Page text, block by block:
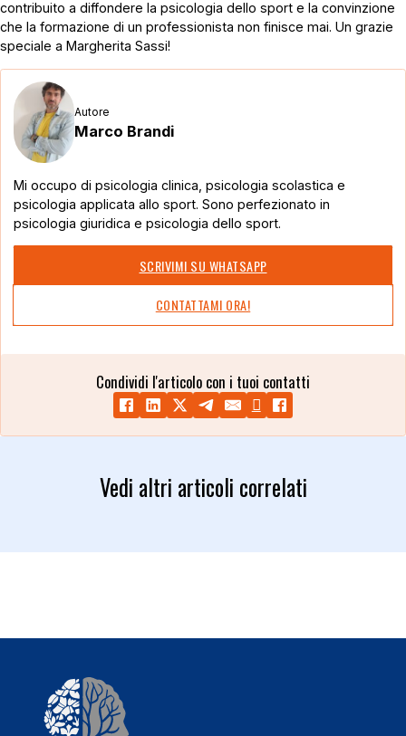
contribuito a diffondere la psicologia dello sport e la convinzione
che la formazione di un professionista non finisce mai. Un grazie
speciale a Margherita Sassi!
Autore
Marco Brandi
Mi occupo di psicologia clinica, psicologia scolastica e
psicologia applicata allo sport. Sono perfezionato in
psicologia giuridica e psicologia dello sport.
SCRIVIMI SU WHATSAPP
CONTATTAMI ORA!
Condividi l'articolo con i tuoi contatti
Vedi altri articoli correlati